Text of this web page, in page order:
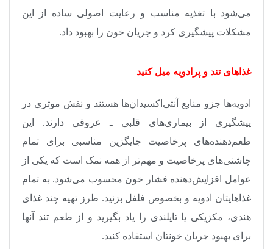
می‌شود با تغذیه مناسب و رعایت اصولی ساده از این
مشکلات پیشگیری کرد و جریان خون را بهبود داد.
غذاهای تند و پرادویه میل کنید
ادویه‌ها جزو منابع آنتی‌اکسیدان‌ها هستند و نقش موثری در
پیشگیری از بیماری‌های قلبی ـ عروقی دارند. این
طعم‌دهنده‌های پرخاصیت جایگزین مناسبی برای تمام
چاشنی‌های پرخاصیت و مهم‌تر از همه نمک است که یکی از
عوامل افزایش‌دهنده فشار خون محسوب می‌شود. به تمام
غذاهایتان ادویه و بخصوص فلفل بزنید. طرز تهیه چند غذای
هندی، مکزیکی یا تایلندی را یاد بگیرید و از طعم تند آنها
برای بهبود جریان خونتان استفاده کنید.